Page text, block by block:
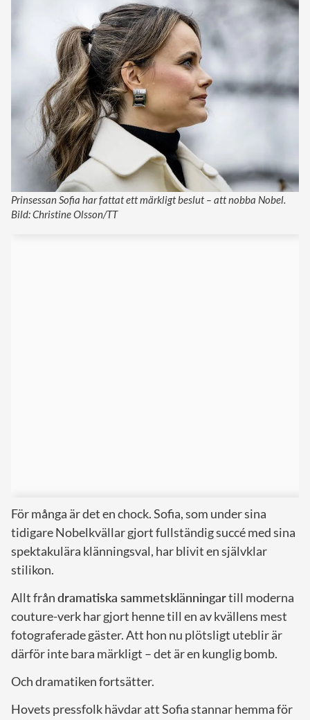
Prinsessan Sofia har fattat ett märkligt beslut – att nobba Nobel.
Bild: Christine Olsson/TT
För många är det en chock. Sofia, som under sina
tidigare Nobelkvällar gjort fullständig succé med sina
spektakulära klänningsval, har blivit en självklar
stilikon.
Allt fråndramatiska sammetsklänningartill moderna
couture-verk har gjort henne till en av kvällens mest
fotograferade gäster. Att hon nu plötsligt uteblir är
därför inte bara märkligt – det är en kunglig bomb.
Och dramatiken fortsätter.
Hovets pressfolk hävdar att Sofia stannar hemma för